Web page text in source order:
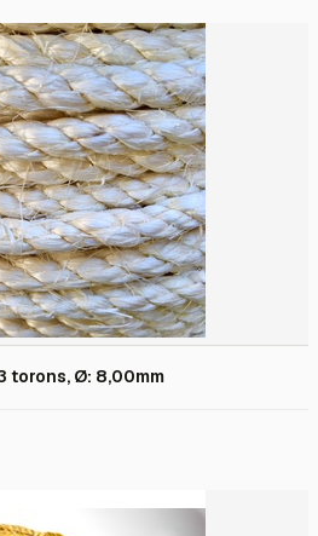
torons, Ø: 8,00mm